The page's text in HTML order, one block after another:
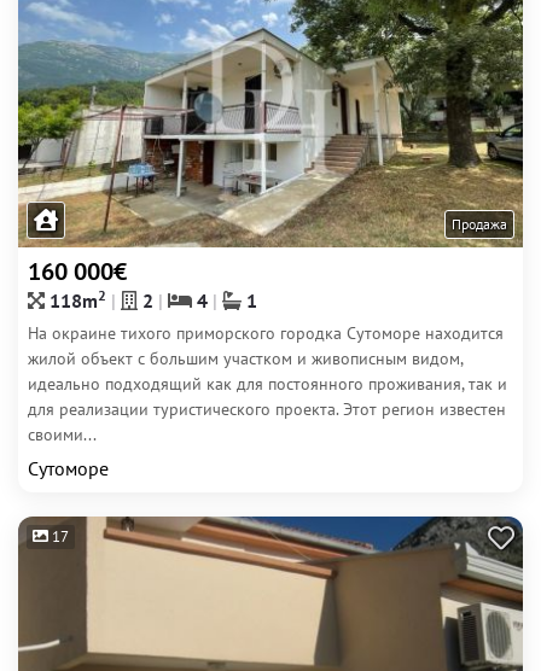
Продажа
160 000€
118m2 2 4 1
На окраине тихого приморского городка Сутоморе находится
жилой объект с большим участком и живописным видом,
идеально подходящий как для постоянного проживания, так и
для реализации туристического проекта. Этот регион известен
своими...
Сутоморе
17